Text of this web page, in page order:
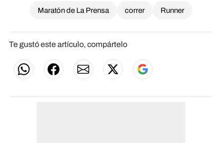
Maratón de La Prensa correr Runner
Te gustó este artículo, compártelo